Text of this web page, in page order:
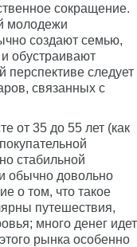
сокращение.
молодежи
создают семью,
обустраивают
перспективе следует
связанных с
от 35 до 55 лет (как
стабильной
обычно довольно
о том, что такое
путешествия,
много денег идет
рынка особенно